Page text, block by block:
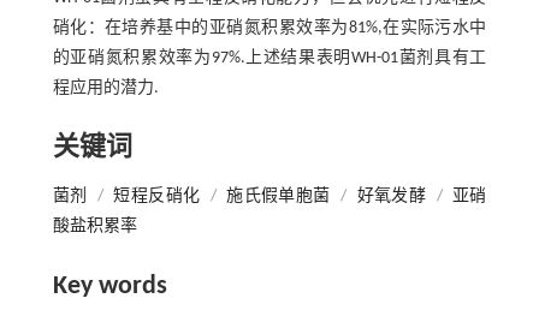
硝化：在培养基中的亚硝氮积累效率为81%,在实际污水中
的亚硝氮积累效率为97%.上述结果表明WH-01菌剂具有工
程应用的潜力.
关键词
菌剂 / 短程反硝化 / 施氏假单胞菌 / 好氧发酵 /
亚硝
酸盐积累率
Key words